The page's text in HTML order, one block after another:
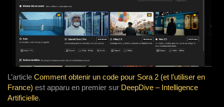
L’article Comment obtenir un code pour Sora 2 (et l’utiliser en
France) est apparu en premier sur DeepDive – Intelligence
Artificielle.